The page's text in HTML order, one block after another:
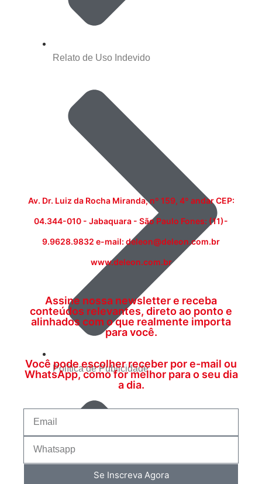
Relato de Uso Indevido
Política de Publicidade
Av. Dr. Luiz da Rocha Miranda, nº 159, 4º andar CEP:
04.344-010 - Jabaquara - São Paulo Fones: (11)-
9.9628.9832 e-mail: deleon@deleon.com.br
www.deleon.com.br
Assine nossa newsletter e receba
conteúdos relevantes, direto ao ponto e
alinhados com o que realmente importa
para você.
Você pode escolher receber por e-mail ou
WhatsApp, como for melhor para o seu dia
a dia.
Se Inscreva Agora